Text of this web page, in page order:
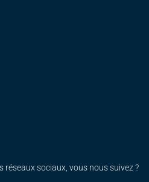
réseaux sociaux, vous nous suivez ?